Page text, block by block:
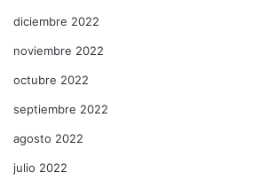
diciembre 2022
noviembre 2022
octubre 2022
septiembre 2022
agosto 2022
julio 2022